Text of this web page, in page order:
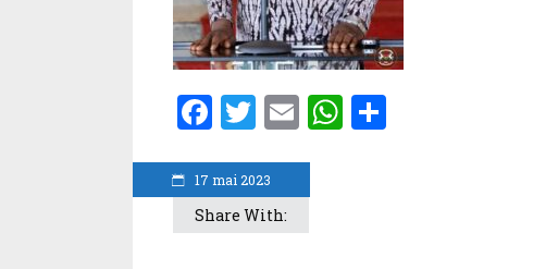
17 mai 2023
Facebook
Twitter
EmailWhatsApp
Share With: